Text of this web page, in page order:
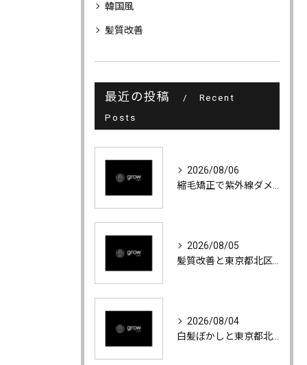
韓国風
髪質改善
最近の投稿
Recent
Posts
2026/08/06
2026/08/05
2026/08/04